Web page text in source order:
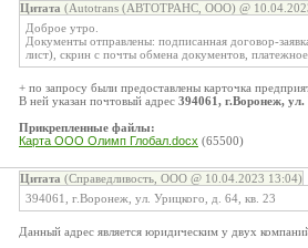
Цитата (Autotrans (АВТОТРАНС, ООО) @
Доброе утро.
Документы отправлены: подписанная договор-
лист), скрин с почты обмена документов,
+ по запросу были предоставлены карточка
В ней указан почтовый адрес 394061, г.Воронеж,
Прикрепленные файлы:
Карта ООО Олимп Глобал.docx (65500)
Цитата (Справедливость, ООО @ 10.04.2023 13:04)
394061, г.Воронеж, ул. Урицкого, д. 64, кв. 23
Данный адрес является юридическим у двух